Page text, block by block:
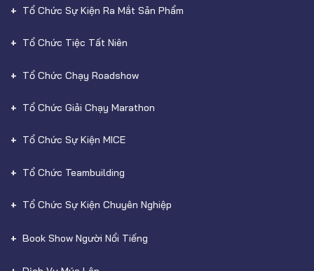
Tổ Chức Sự Kiện Ra Mắt Sản Phẩm
Tổ Chức Tiệc Tất Niên
Tổ Chức Chạy Roadshow
Tổ Chức Giải Chạy Marathon
Tổ Chức Sự Kiện MICE
Tổ Chức Teambuilding
Tổ Chức Sự Kiện Chuyên Nghiệp
Book Show Người Nổi Tiếng